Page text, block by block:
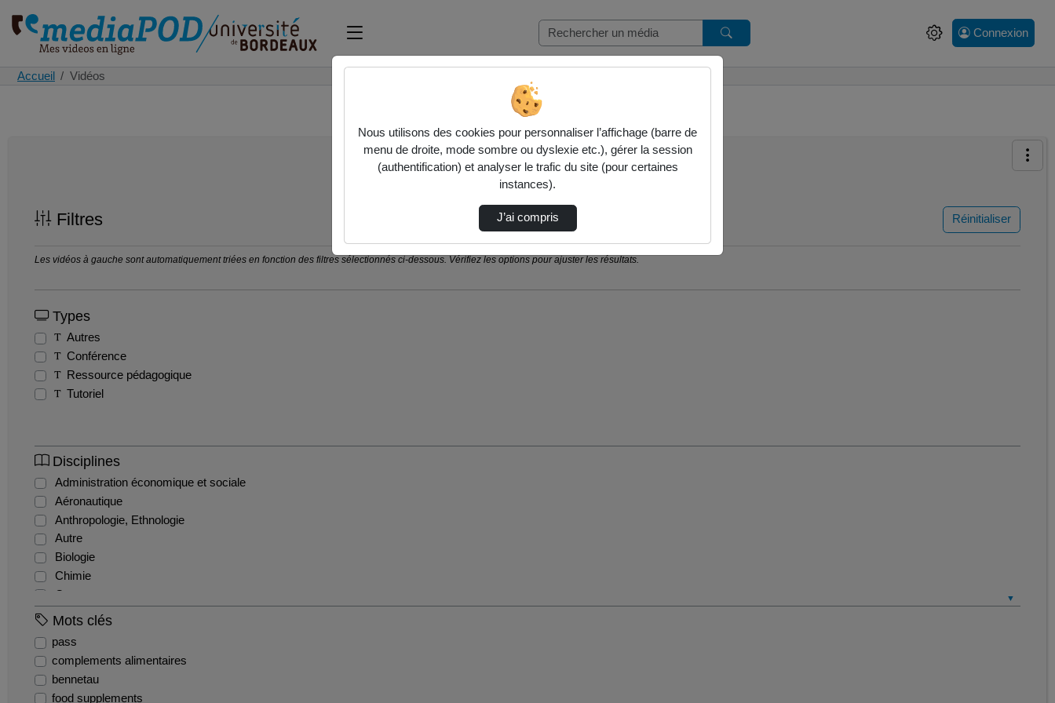
Connexion
Accueil Vidéos
Filtres Réinitialiser
Les vidéos à gauche sont automatiquement triées en fonction des filtres sélectionnés ci-dessous. Vérifiez les options pour ajuster les résultats.
Types
Autres
Conférence
Ressource pédagogique
Tutoriel
Disciplines
Administration économique et sociale
Aéronautique
Anthropologie, Ethnologie
Autre
Biologie
Chimie
Commerce
Comptabilité et gestion financière
Droit civil
Droit constitutionnel
Mots clés
pass
complements alimentaires
bennetau
food supplements
Nous utilisons des cookies pour personnaliser l’affichage (barre de
menu de droite, mode sombre ou dyslexie etc.), gérer la session
(authentification) et analyser le trafic du site (pour certaines
instances).
J’ai compris